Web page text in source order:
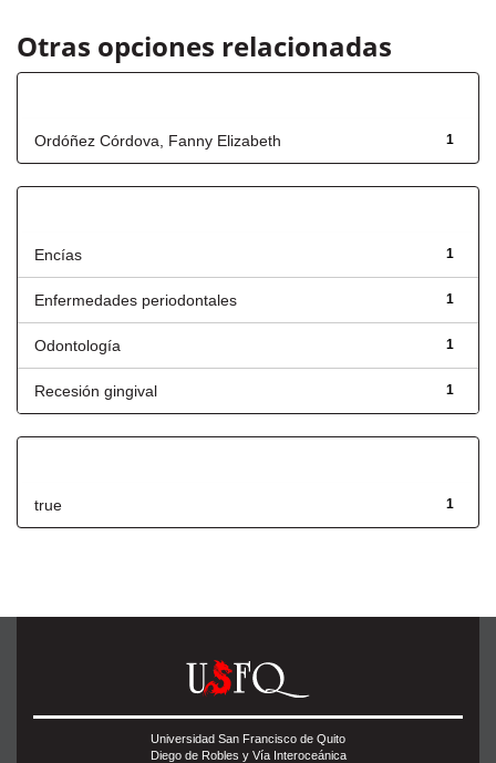
Otras opciones relacionadas
1
Ordóñez Córdova, Fanny Elizabeth
1
Encías
1
Enfermedades periodontales
1
Odontología
1
Recesión gingival
1
true
Universidad San Francisco de Quito
Diego de Robles y Vía Interoceánica